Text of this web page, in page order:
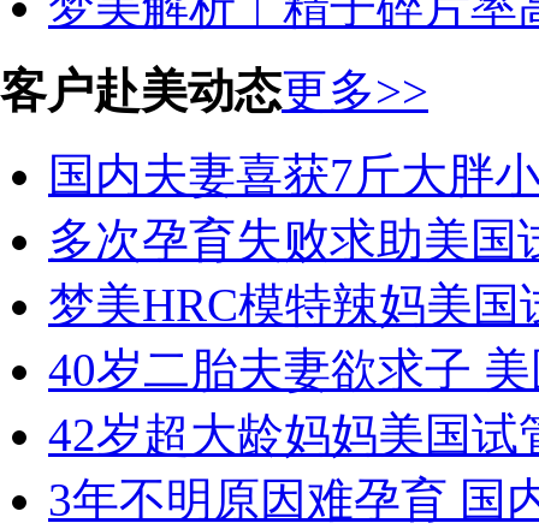
客户赴美动态更多>>
国内夫妻喜获7斤大胖
多次孕育失败求助美国
梦美HRC模特辣妈美
40岁二胎夫妻欲求子
42岁超大龄妈妈美国
3年不明原因难孕育 国